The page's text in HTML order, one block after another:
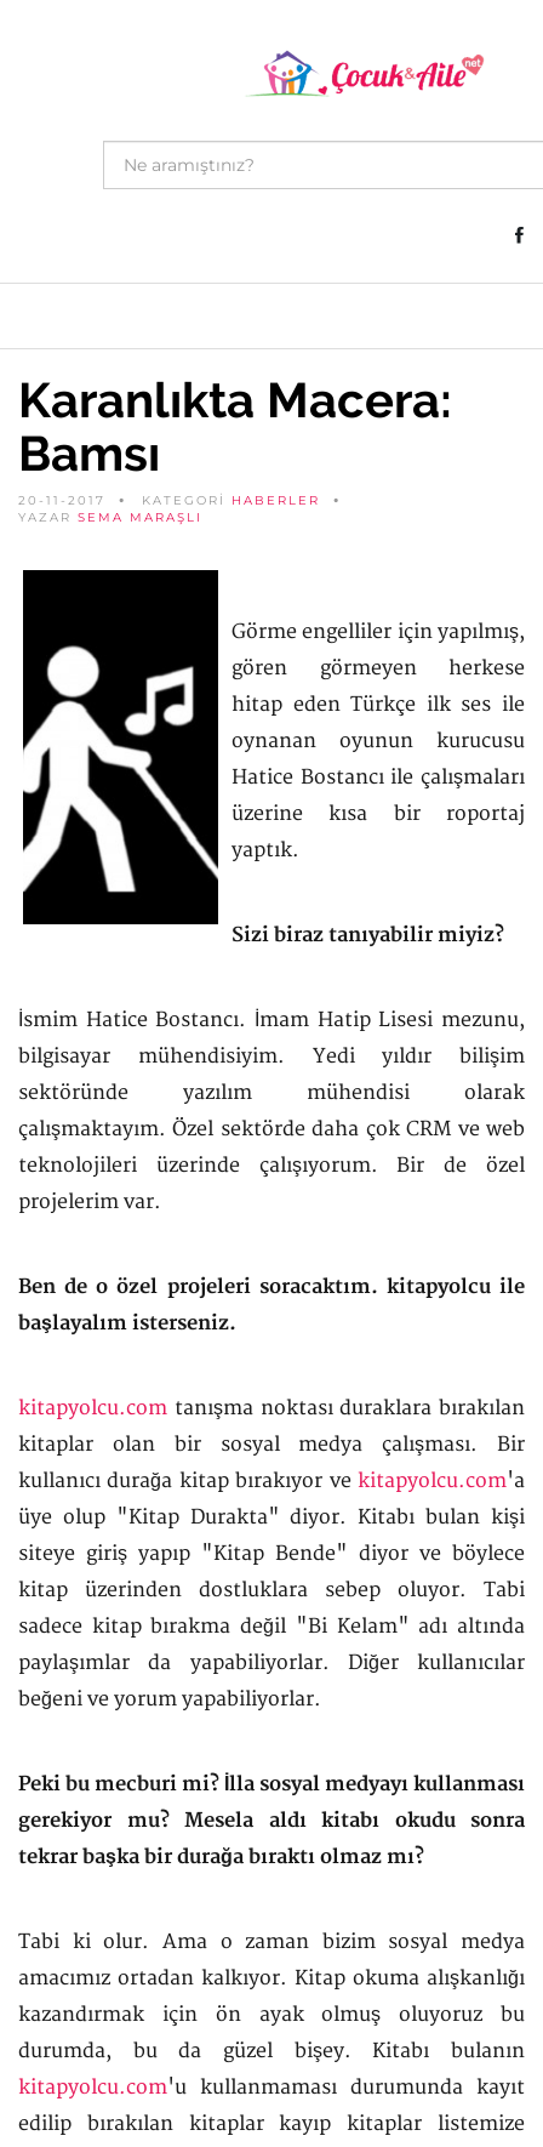
Karanlıkta Macera:
Bamsı
20-11-2017 KATEGORİ HABERLER
YAZAR SEMA MARAŞLI
Görme engelliler için yapılmış,
gören görmeyen herkese
hitap eden Türkçe ilk ses ile
oynanan oyunun kurucusu
Hatice Bostancı ile çalışmaları
üzerine kısa bir roportaj
yaptık.
Sizi biraz tanıyabilir miyiz?
İsmim Hatice Bostancı. İmam Hatip Lisesi mezunu,
bilgisayar mühendisiyim. Yedi yıldır bilişim
sektöründe yazılım mühendisi olarak
çalışmaktayım. Özel sektörde daha çok CRM ve web
teknolojileri üzerinde çalışıyorum. Bir de özel
projelerim var.
Ben de o özel projeleri soracaktım. kitapyolcu ile
başlayalım isterseniz.
kitapyolcu.com tanışma noktası duraklara bırakılan
kitaplar olan bir sosyal medya çalışması. Bir
kullanıcı durağa kitap bırakıyor ve kitapyolcu.com'a
üye olup "Kitap Durakta" diyor. Kitabı bulan kişi
siteye giriş yapıp "Kitap Bende" diyor ve böylece
kitap üzerinden dostluklara sebep oluyor. Tabi
sadece kitap bırakma değil "Bi Kelam" adı altında
paylaşımlar da yapabiliyorlar. Diğer kullanıcılar
beğeni ve yorum yapabiliyorlar.
Peki bu mecburi mi? İlla sosyal medyayı kullanması
gerekiyor mu? Mesela aldı kitabı okudu sonra
tekrar başka bir durağa bıraktı olmaz mı?
Tabi ki olur. Ama o zaman bizim sosyal medya
amacımız ortadan kalkıyor. Kitap okuma alışkanlığı
kazandırmak için ön ayak olmuş oluyoruz bu
durumda, bu da güzel bişey. Kitabı bulanın
kitapyolcu.com'u kullanmaması durumunda kayıt
edilip bırakılan kitaplar kayıp kitaplar listemize